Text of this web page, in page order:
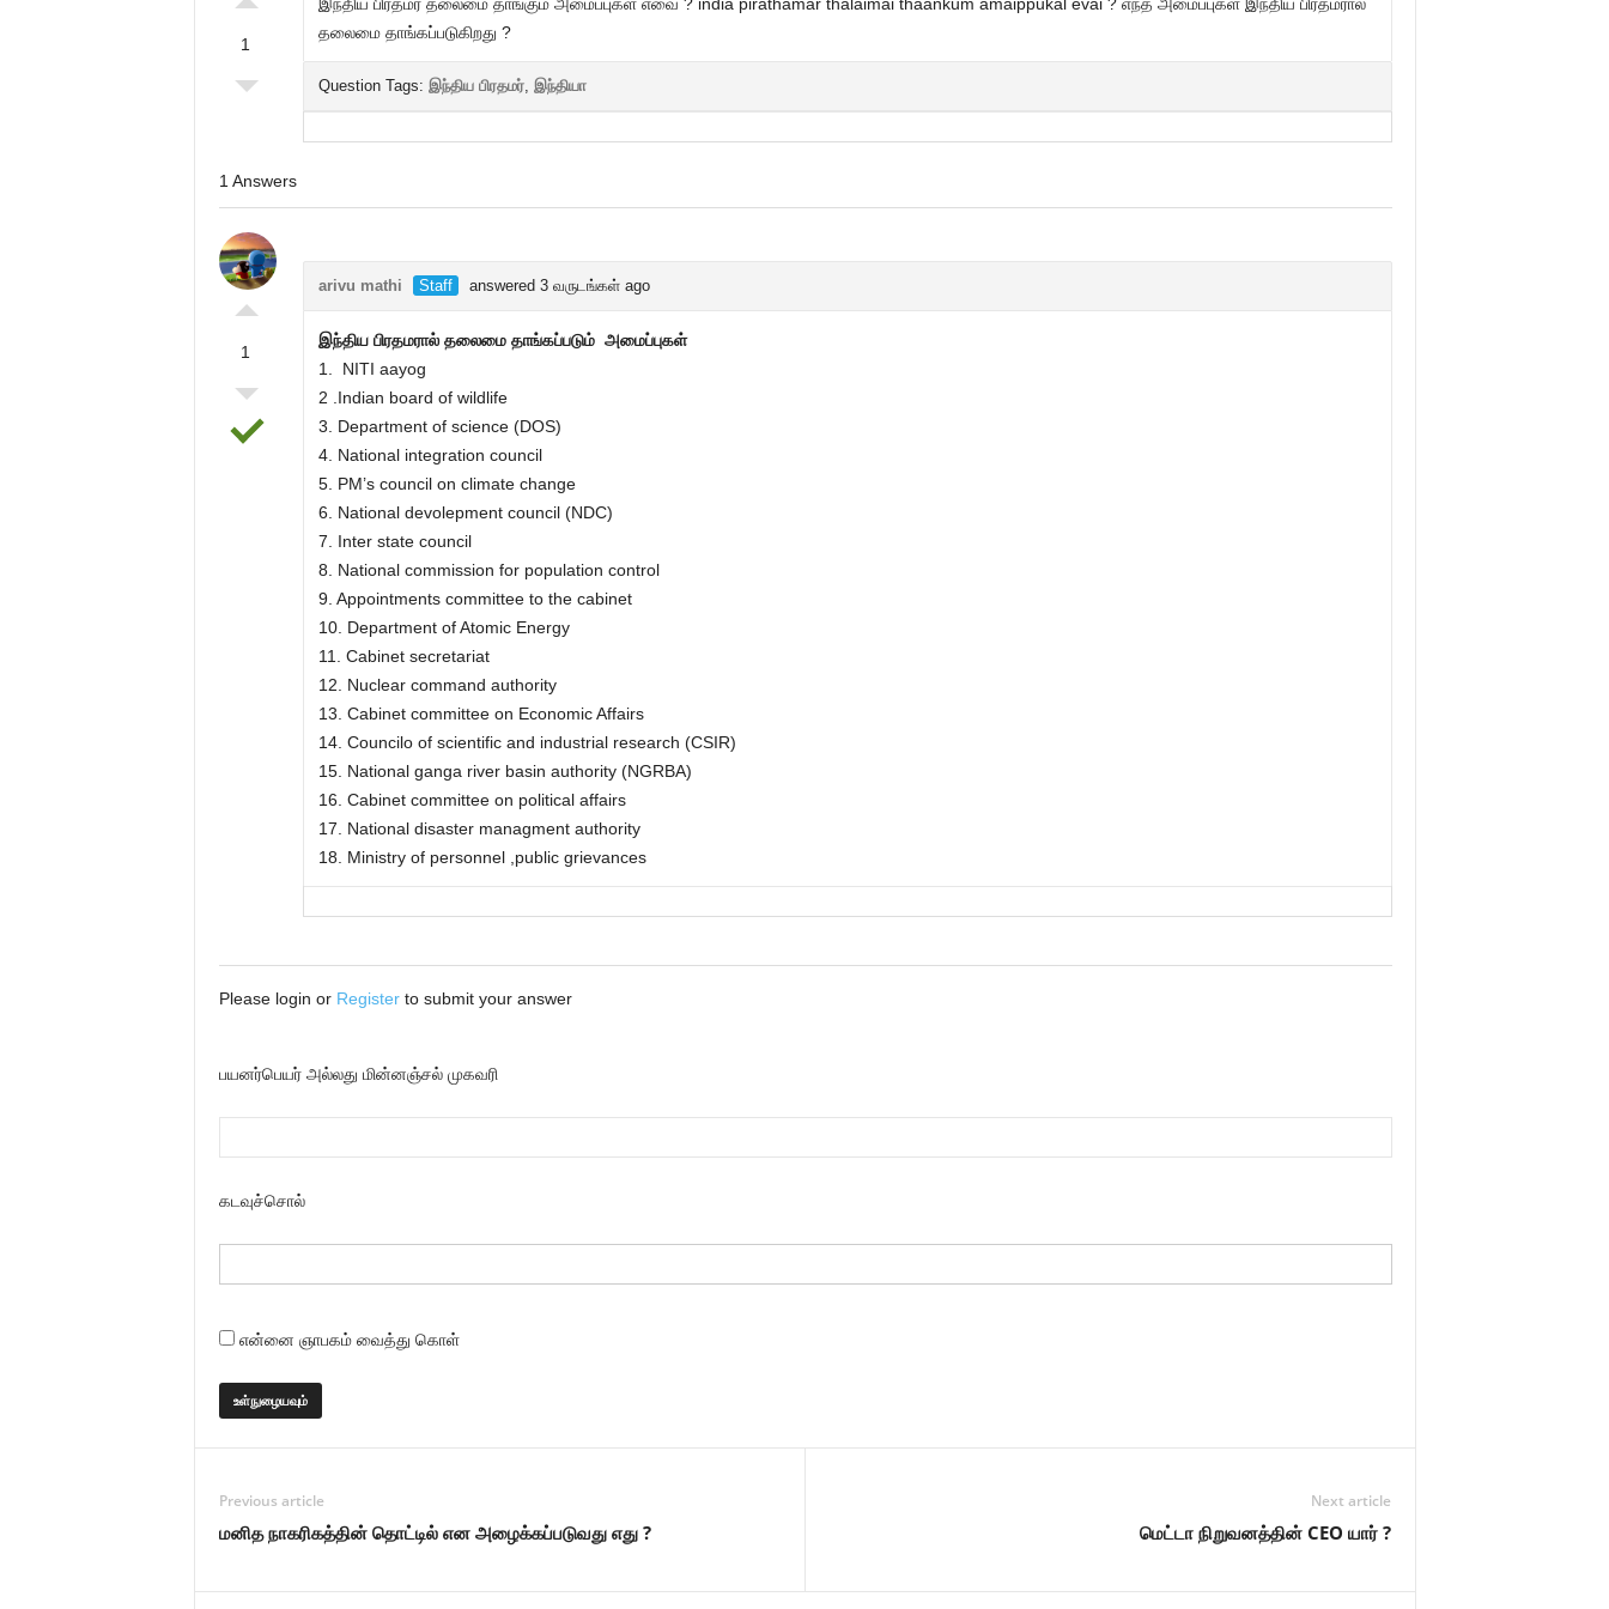
1
தலைமை தாங்கப்படுகிறது ?
Question Tags: இந்திய பிரதமர், இந்தியா
1 Answers
1
arivu mathi Staff answered 3 வருடங்கள் ago
இந்திய பிரதமரால் தலைமை தாங்கப்படும் அமைப்புகள்
1. NITI aayog
2 .Indian board of wildlife
3. Department of science (DOS)
4. National integration council
5. PM’s council on climate change
6. National devolepment council (NDC)
7. Inter state council
8. National commission for population control
9. Appointments committee to the cabinet
10. Department of Atomic Energy
11. Cabinet secretariat
12. Nuclear command authority
13. Cabinet committee on Economic Affairs
14. Councilo of scientific and industrial research (CSIR)
15. National ganga river basin authority (NGRBA)
16. Cabinet committee on political affairs
17. National disaster managment authority
18. Ministry of personnel ,public grievances
Please login or Registerto submit your answer
பயனர்பெயர் அல்லது மின்னஞ்சல் முகவரி
கடவுச்சொல்
என்னை ஞாபகம் வைத்து கொள்
Previous article
மனித நாகரிகத்தின் தொட்டில் என அழைக்கப்படுவது எது ?
Next article
மெட்டா நிறுவனத்தின் CEO யார் ?